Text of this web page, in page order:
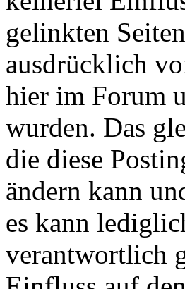
gelinkten
ausdrücklich
hier im Forum
wurden. Das
die diese
ändern kann
es kann
verantwortlich